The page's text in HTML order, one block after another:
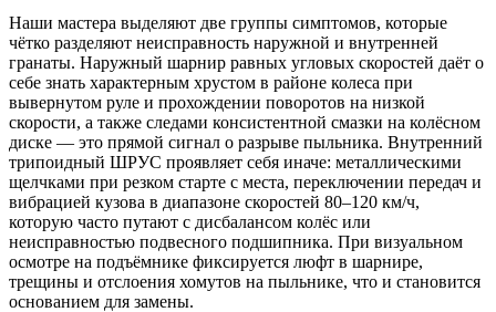
Наши мастера выделяют две группы симптомов, которые
чётко разделяют неисправность наружной и внутренней
гранаты. Наружный шарнир равных угловых скоростей даёт о
себе знать характерным хрустом в районе колеса при
вывернутом руле и прохождении поворотов на низкой
скорости, а также следами консистентной смазки на колёсном
диске — это прямой сигнал о разрыве пыльника. Внутренний
трипоидный ШРУС проявляет себя иначе: металлическими
щелчками при резком старте с места, переключении передач и
вибрацией кузова в диапазоне скоростей 80–120 км/ч,
которую часто путают с дисбалансом колёс или
неисправностью подвесного подшипника. При визуальном
осмотре на подъёмнике фиксируется люфт в шарнире,
трещины и отслоения хомутов на пыльнике, что и становится
основанием для замены.